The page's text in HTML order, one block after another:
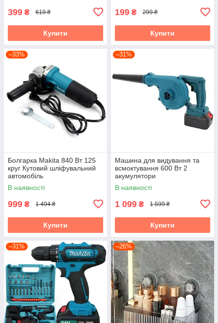
399 ₴ 619 ₴
Купити
199 ₴ 299 ₴
Купити
–33%
Болгарка Makita 840 Вт 125
круг Кутовий шліфувальний
автомобіль
В наявності
999 ₴ 1 494 ₴
Купити
–31%
Машина для видування та
всмоктування 600 Вт 2
акумулятори
В наявності
1 099 ₴ 1 599 ₴
Купити
–31% –26%